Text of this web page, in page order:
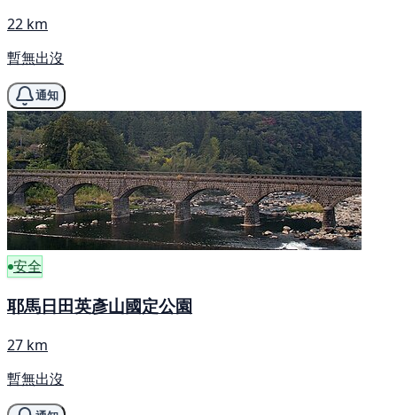
22 km
暫無出沒
通知
安全
耶馬日田英彥山國定公園
27 km
暫無出沒